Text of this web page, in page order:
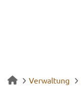
Verwaltung